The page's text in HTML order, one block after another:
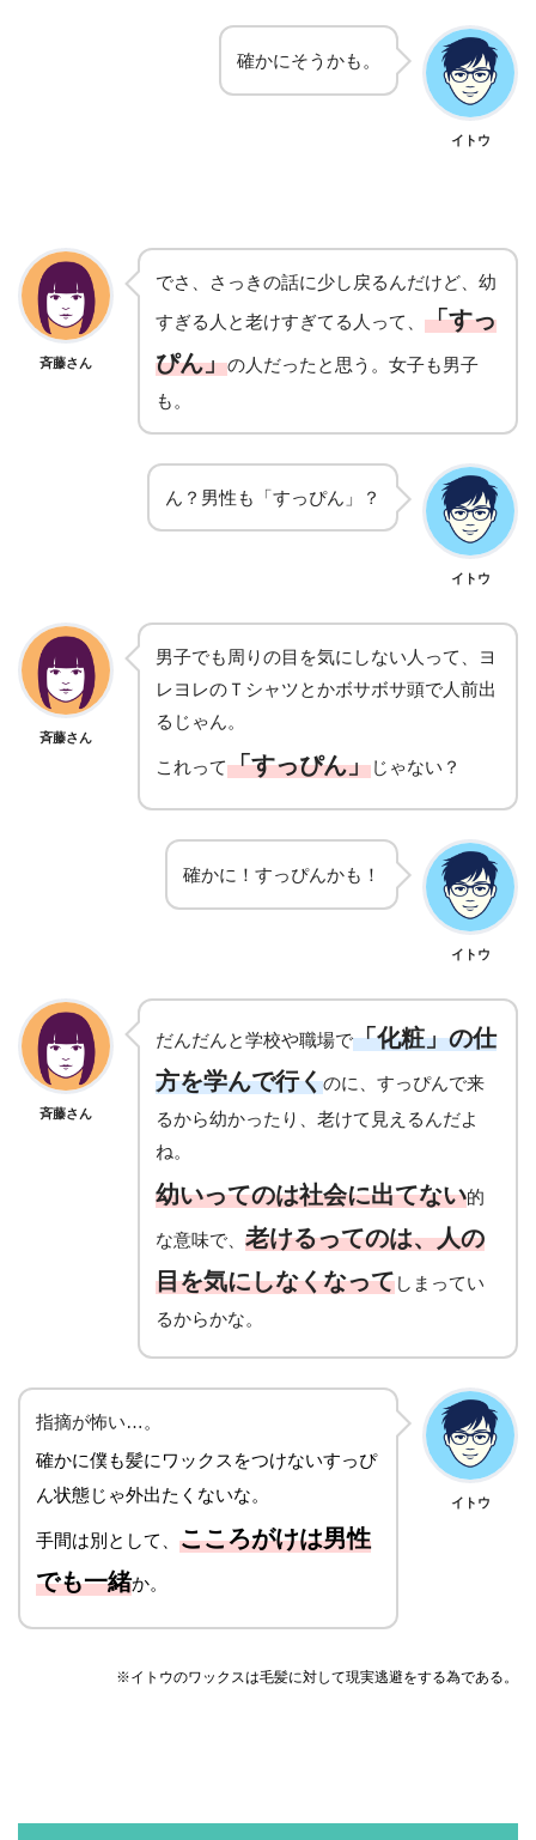
確かにそうかも。
イトウ
斉藤さん
でさ、さっきの話に少し戻るんだけど、幼
すぎる人と老けすぎてる人って、 「すっ
ぴん」の人だったと思う。女子も男子
も。
ん？男性 も「すっぴん」？
イトウ
斉藤さん
男子でも周りの目を気にしない人って、ヨ
レヨレのＴシャツとかボサボサ頭で人前出
るじゃん。
これって「すっぴん」じゃない？
確かに！すっぴんかも！
イトウ
斉藤さん
だんだんと学校や職場で「化粧」の仕
方を学んで行くのに、すっぴんで来
るから幼かったり、老けて見えるんだよ
ね。
幼いってのは社会に出てない的
な意味で、 老けるってのは、人の
目を気にしなくなってしまってい
るからかな。
指摘が怖い… 。
確かに僕も髪にワックスをつけないすっぴ
ん状態じゃ外出たくないな。
手間は別として、 こころがけは男性
でも一緒か。
イトウ
※イトウのワックスは毛髪に対して現実逃避をする為である。